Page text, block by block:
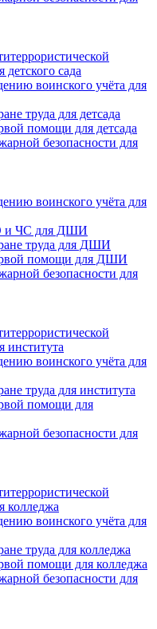
сада
воинского учёта для
труда для детсада
помощи для детсада
безопасности для
воинского учёта для
и ЧС для ДШИ
труда для ДШИ
помощи для ДШИ
безопасности для
института
воинского учёта для
труда для института
помощи для
безопасности для
колледжа
воинского учёта для
труда для колледжа
помощи для колледжа
безопасности для